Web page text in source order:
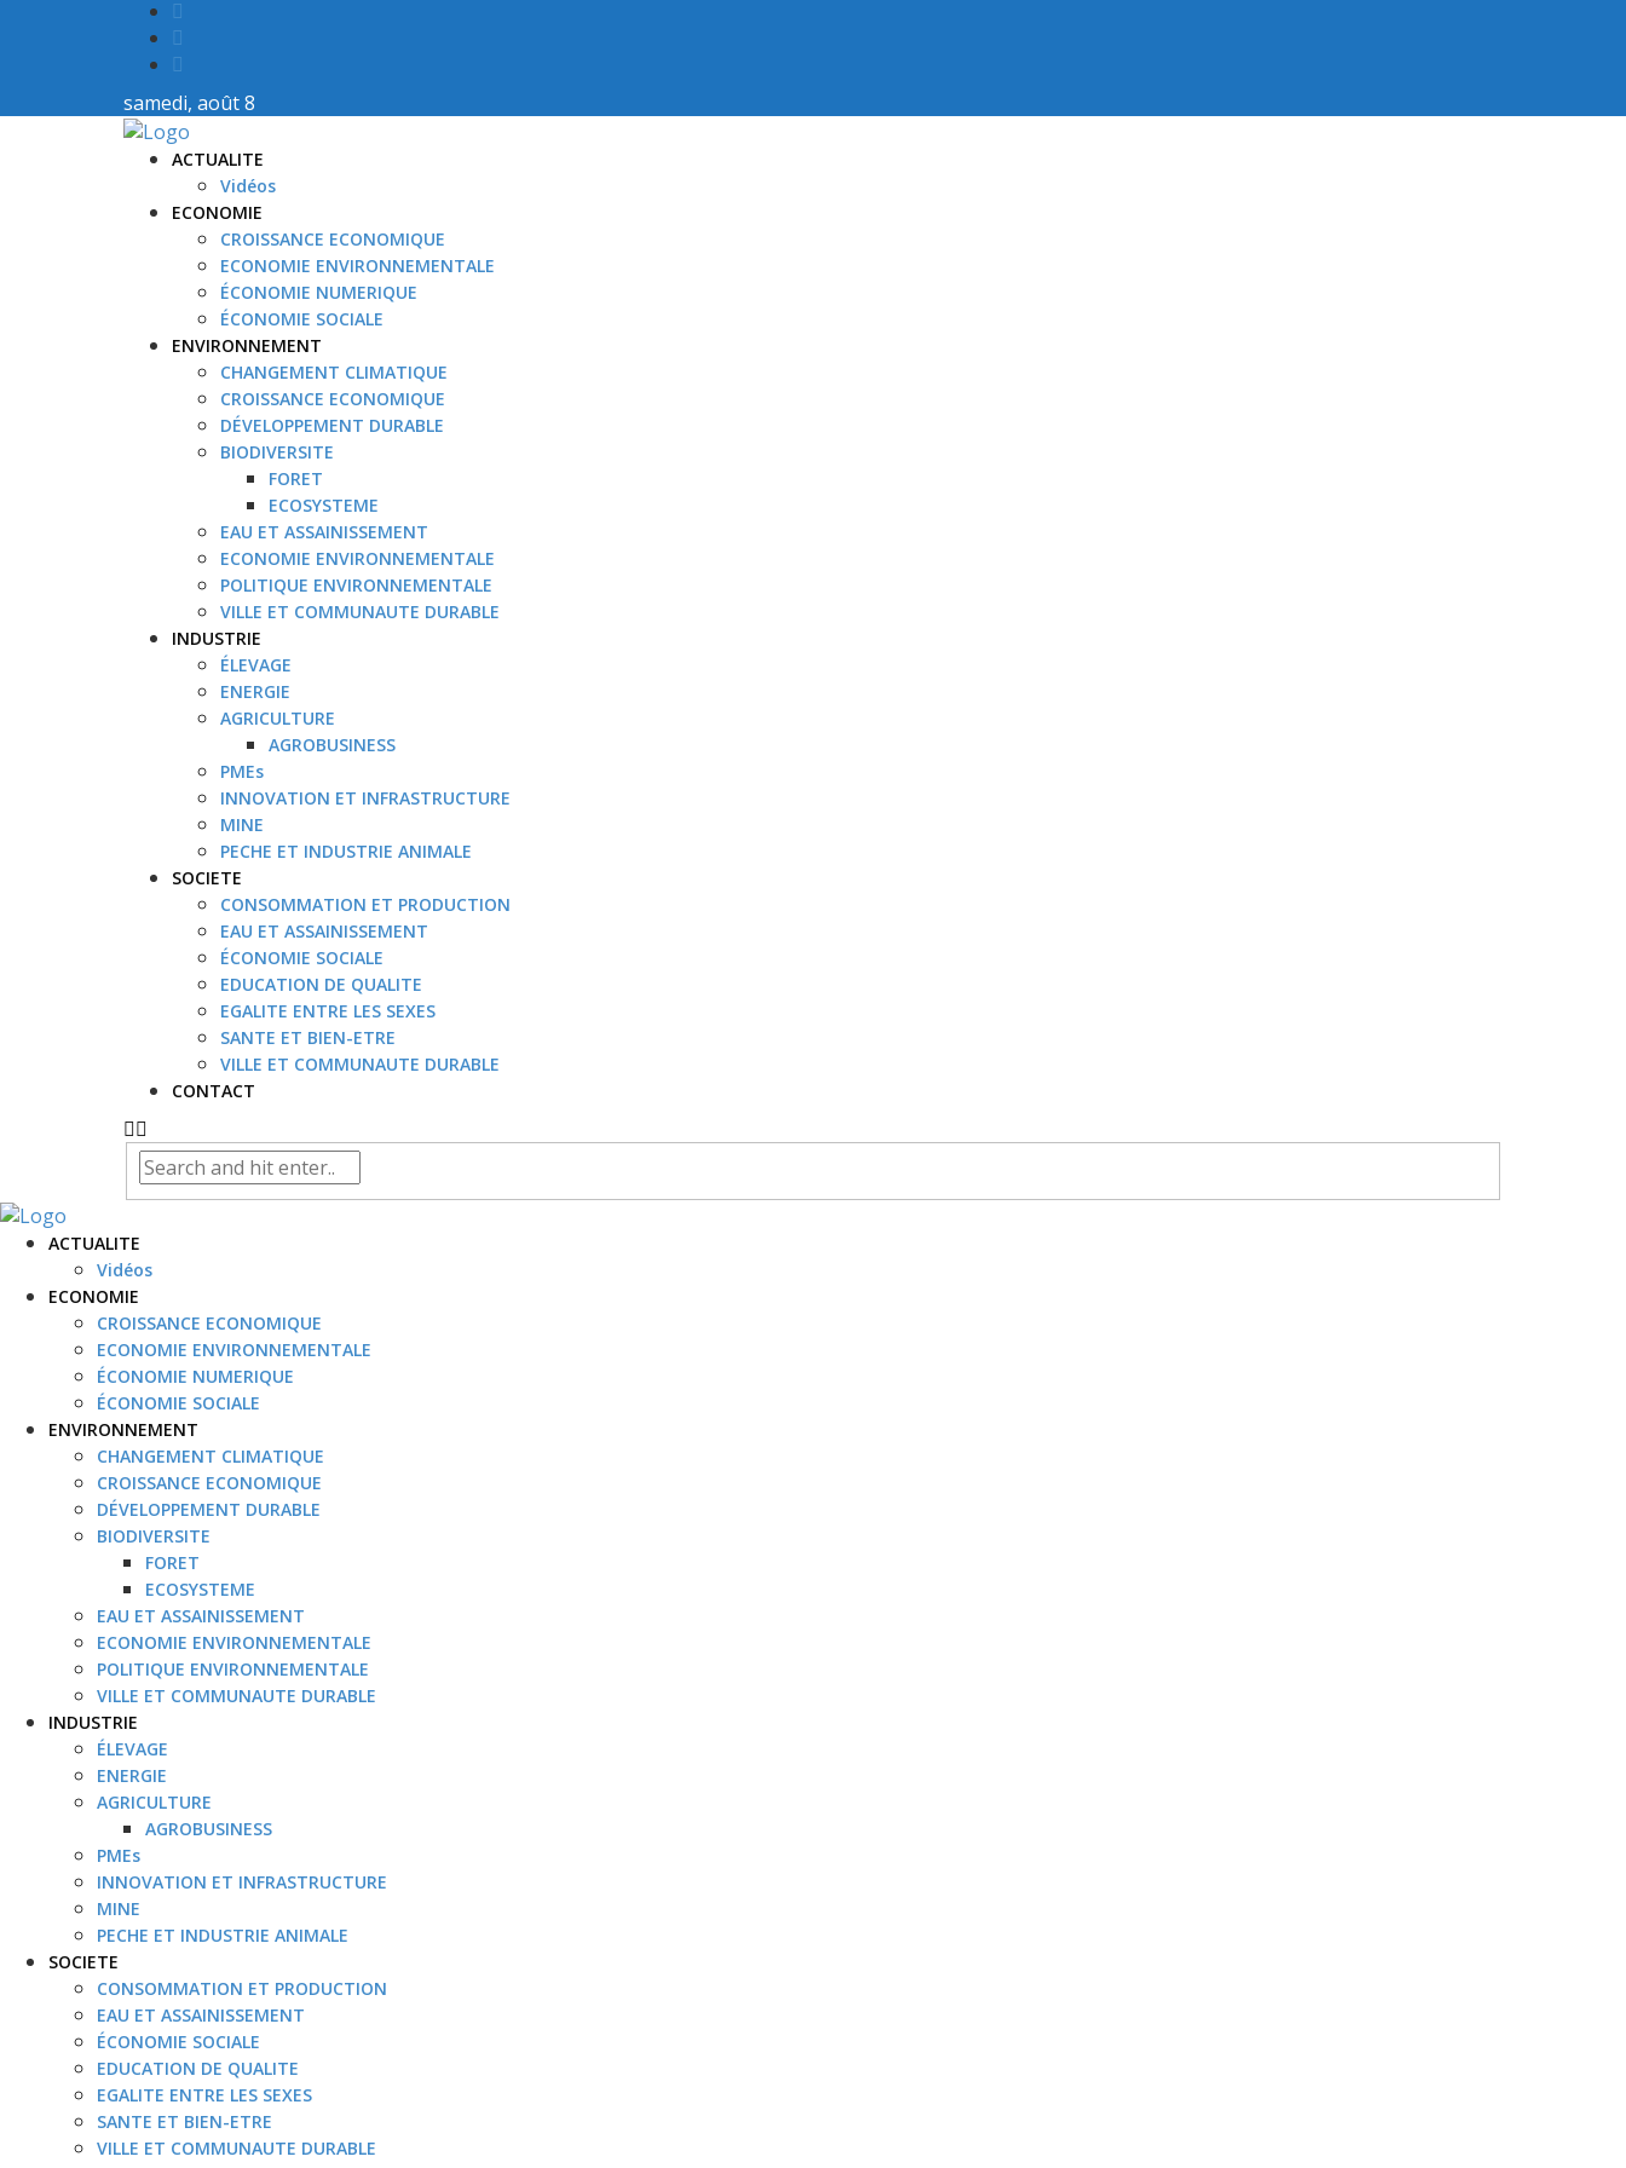
samedi, août 8
ACTUALITE
Vidéos
ECONOMIE
CROISSANCE ECONOMIQUE
ECONOMIE ENVIRONNEMENTALE
ÉCONOMIE NUMERIQUE
ÉCONOMIE SOCIALE
ENVIRONNEMENT
CHANGEMENT CLIMATIQUE
CROISSANCE ECONOMIQUE
DÉVELOPPEMENT DURABLE
BIODIVERSITE
FORET
ECOSYSTEME
EAU ET ASSAINISSEMENT
ECONOMIE ENVIRONNEMENTALE
POLITIQUE ENVIRONNEMENTALE
VILLE ET COMMUNAUTE DURABLE
INDUSTRIE
ÉLEVAGE
ENERGIE
AGRICULTURE
AGROBUSINESS
PMEs
INNOVATION ET INFRASTRUCTURE
MINE
PECHE ET INDUSTRIE ANIMALE
SOCIETE
CONSOMMATION ET PRODUCTION
EAU ET ASSAINISSEMENT
ÉCONOMIE SOCIALE
EDUCATION DE QUALITE
EGALITE ENTRE LES SEXES
SANTE ET BIEN-ETRE
VILLE ET COMMUNAUTE DURABLE
CONTACT
ACTUALITE
Vidéos
ECONOMIE
CROISSANCE ECONOMIQUE
ECONOMIE ENVIRONNEMENTALE
ÉCONOMIE NUMERIQUE
ÉCONOMIE SOCIALE
ENVIRONNEMENT
CHANGEMENT CLIMATIQUE
CROISSANCE ECONOMIQUE
DÉVELOPPEMENT DURABLE
BIODIVERSITE
FORET
ECOSYSTEME
EAU ET ASSAINISSEMENT
ECONOMIE ENVIRONNEMENTALE
POLITIQUE ENVIRONNEMENTALE
VILLE ET COMMUNAUTE DURABLE
INDUSTRIE
ÉLEVAGE
ENERGIE
AGRICULTURE
AGROBUSINESS
PMEs
INNOVATION ET INFRASTRUCTURE
MINE
PECHE ET INDUSTRIE ANIMALE
SOCIETE
CONSOMMATION ET PRODUCTION
EAU ET ASSAINISSEMENT
ÉCONOMIE SOCIALE
EDUCATION DE QUALITE
EGALITE ENTRE LES SEXES
SANTE ET BIEN-ETRE
VILLE ET COMMUNAUTE DURABLE